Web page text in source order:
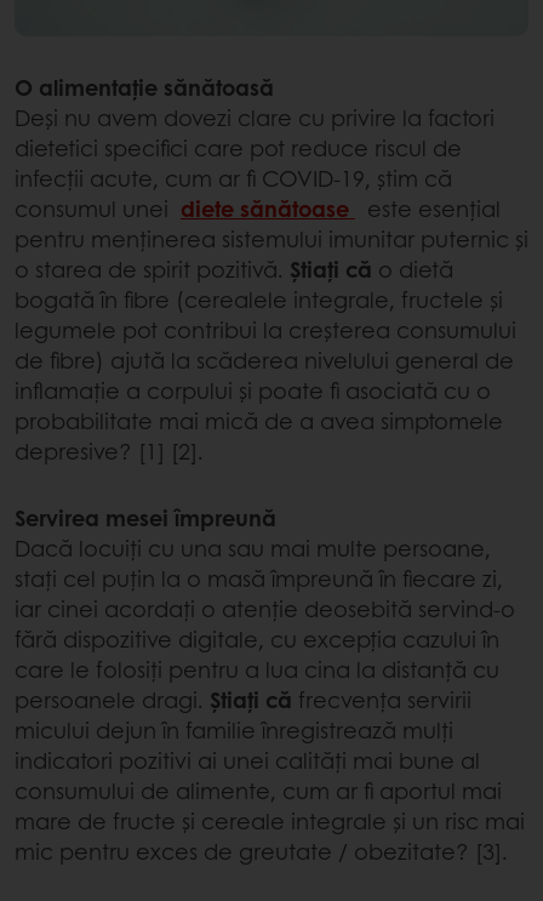
O alimentație sănătoasă
Deși nu avem dovezi clare cu privire la factori
dietetici specifici care pot reduce riscul de
infecții acute, cum ar fi COVID-19, știm că
consumul unei diete sănătoase
este esențial
pentru menținerea sistemului imunitar puternic și
o starea de spirit pozitivă. Știați că o dietă
bogată în fibre (cerealele integrale, fructele și
legumele pot contribui la creșterea consumului
de fibre) ajută la scăderea nivelului general de
inflamație a corpului și poate fi asociată cu o
probabilitate mai mică de a avea simptomele
depresive? [1] [2].
Servirea mesei împreună
Dacă locuiți cu una sau mai multe persoane,
stați cel puțin la o masă împreună în fiecare zi,
iar cinei acordați o atenție deosebită servind-o
fără dispozitive digitale, cu excepția cazului în
care le folosiți pentru a lua cina la distanță cu
persoanele dragi. Știați că frecvența servirii
micului dejun în familie înregistrează mulți
indicatori pozitivi ai unei calități mai bune al
consumului de alimente, cum ar fi aportul mai
mare de fructe și cereale integrale și un risc mai
mic pentru exces de greutate / obezitate? [3].